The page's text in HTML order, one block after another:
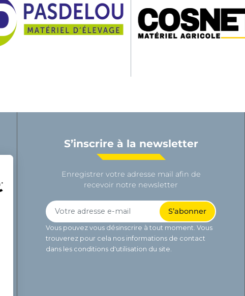
S’inscrire à la newsletter
Enregistrer votre adresse mail afin de
recevoir notre newsletter
Vous pouvez vous désinscrire à tout moment. Vous
trouverez pour cela nos informations de contact
dans les conditions d'utilisation du site.